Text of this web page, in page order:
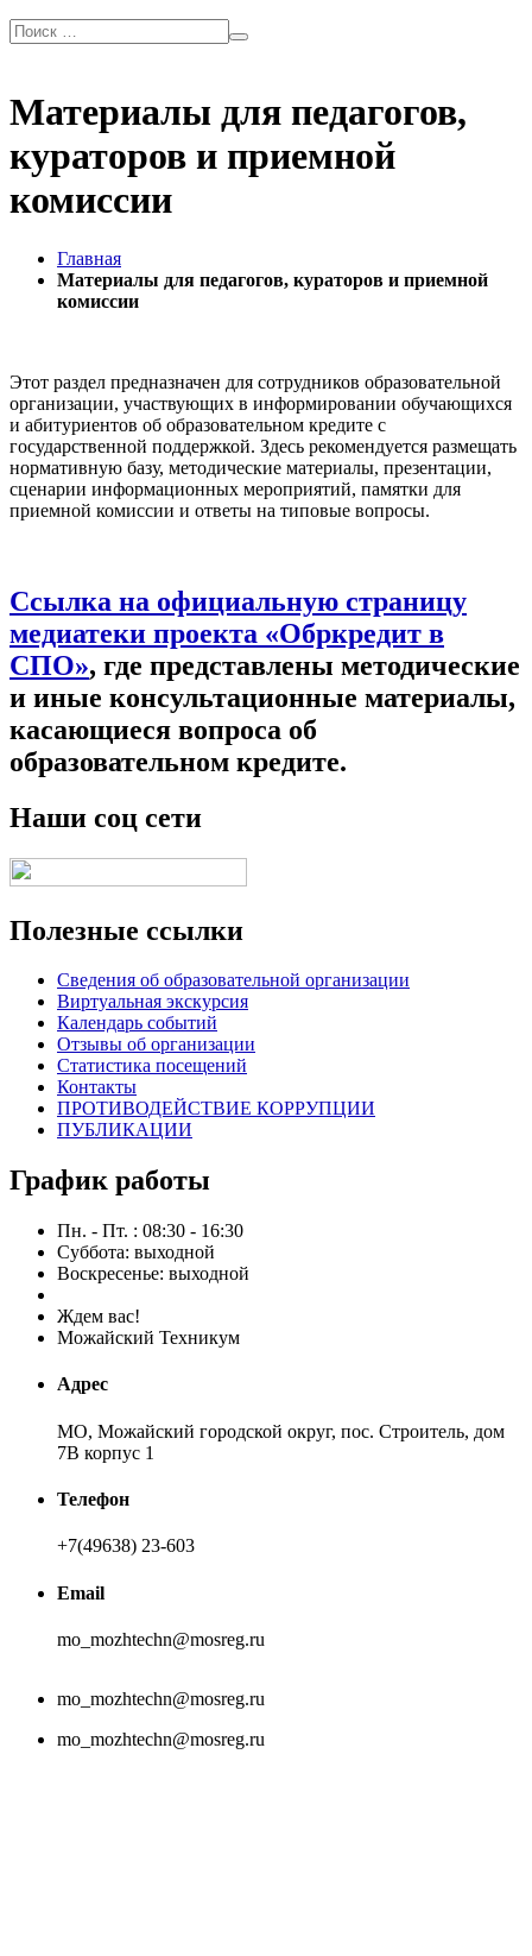
Материалы для педагогов,
кураторов и приемной
комиссии
Главная
Материалы для педагогов, кураторов и приемной
комиссии
Этот раздел предназначен для сотрудников образовательной
организации, участвующих в информировании обучающихся
и абитуриентов об образовательном кредите с
государственной поддержкой. Здесь рекомендуется размещать
нормативную базу, методические материалы, презентации,
сценарии информационных мероприятий, памятки для
приемной комиссии и ответы на типовые вопросы.
Ссылка на официальную страницу
медиатеки проекта «Обркредит в
СПО», где представлены методические
и иные консультационные материалы,
касающиеся вопроса об
образовательном кредите.
Наши соц сети
Полезные ссылки
Сведения об образовательной организации
Виртуальная экскурсия
Календарь событий
Отзывы об организации
Статистика посещений
Контакты
ПРОТИВОДЕЙСТВИЕ КОРРУПЦИИ
ПУБЛИКАЦИИ
График работы
Пн. - Пт. : 08:30 - 16:30
Суббота: выходной
Воскресенье: выходной
Ждем вас!
Можайский Техникум
Адрес
МО, Можайский городской округ, пос. Строитель, дом
7В корпус 1
Телефон
+7(49638) 23-603
Email
mo_mozhtechn@mosreg.ru
mo_mozhtechn@mosreg.ru
mo_mozhtechn@mosreg.ru